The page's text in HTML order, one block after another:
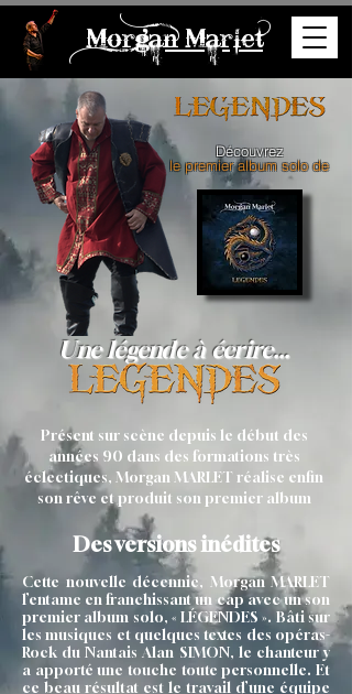
Morgan Marlet
Découvrez
le premier album solo de
Une légende à écrire...
Présent sur scène depuis le début des
années 90 dans des formations très
éclectiques, Morgan MARLET réalise enfin
son rêve et produit son premier album
Des versions inédites
Cette nouvelle décennie, Morgan MARLET
l’entame en franchissant un cap avec un son
premier album solo, « LÉGENDES ». Bâti sur
les musiques et quelques textes des opéras-
Rock du Nantais Alan SIMON, le chanteur y
a apporté une touche toute personnelle. Et
ce beau résultat est le travail d’une équipe